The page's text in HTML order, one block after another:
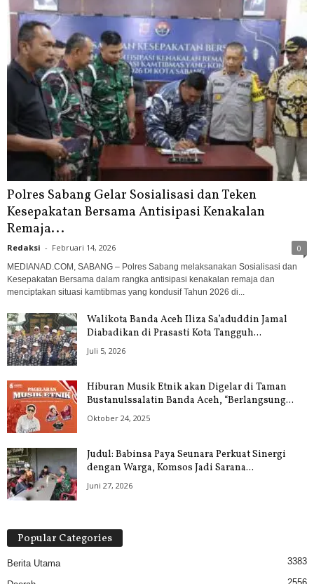
Polres Sabang Gelar Sosialisasi dan Teken
Kesepakatan Bersama Antisipasi Kenakalan
Remaja...
Redaksi - Februari 14, 2026 0
MEDIANAD.COM, SABANG – Polres Sabang melaksanakan Sosialisasi dan
Kesepakatan Bersama dalam rangka antisipasi kenakalan remaja dan
menciptakan situasi kamtibmas yang kondusif Tahun 2026 di...
Walikota Banda Aceh Iliza Sa’aduddin Jamal
Diabadikan di Prasasti Kota Tangguh...
Juli 5, 2026
Hiburan Musik Etnik akan Digelar di Taman
Bustanulssalatin Banda Aceh, “Berlangsung...
Oktober 24, 2025
Judul: Babinsa Paya Seunara Perkuat Sinergi
dengan Warga, Komsos Jadi Sarana...
Juni 27, 2026
Popular Categories
Berita Utama 3383